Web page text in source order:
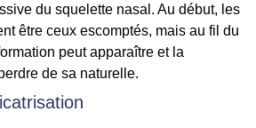
du squelette nasal. Au début, les
être ceux escomptés, mais au fil du
peut apparaître et la
de sa naturelle.